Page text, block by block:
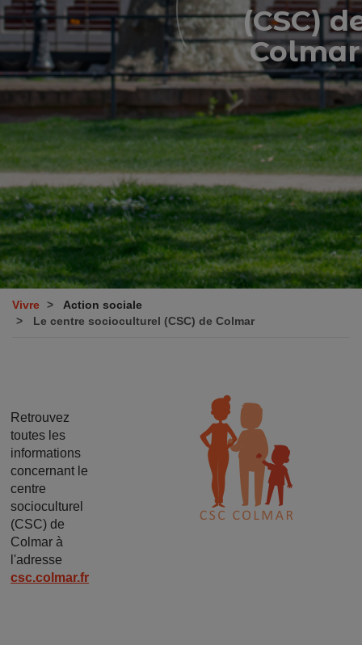
(CSC)
Colmar
Vivre
Action sociale
Le centre socioculturel (CSC) de Colmar
Retrouvez
toutes les
informations
concernant le
centre
socioculturel
(CSC) de
Colmar à
l'adresse
csc.colmar.fr